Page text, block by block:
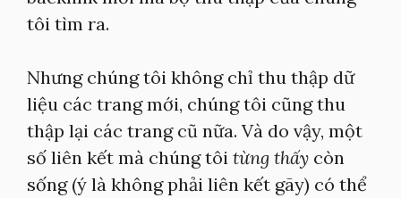
tôi tìm ra.
Nhưng chúng tôi không chỉ thu thập dữ
liệu các trang mới, chúng tôi cũng thu
thập lại các trang cũ nữa. Và do vậy, một
số liên kết mà chúng tôi từng thấy còn
sống (ý là không phải liên kết gãy) có thể